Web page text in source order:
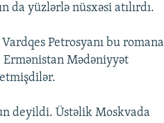
da yüzlərlə nüsxəsi atılırdı.
Petrosyanı bu romana
Ermənistan Mədəniyyət
deyildi. Üstəlik Moskvada